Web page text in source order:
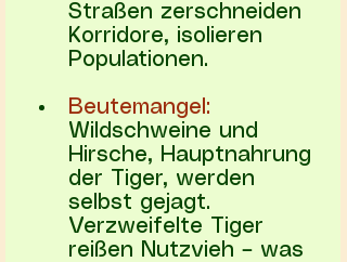
Straßen zerschneiden
Korridore, isolieren
Populationen.
Beutemangel:
Wildschweine und
Hirsche, Hauptnahrung
der Tiger, werden
selbst gejagt.
Verzweifelte Tiger
reißen Nutzvieh – was